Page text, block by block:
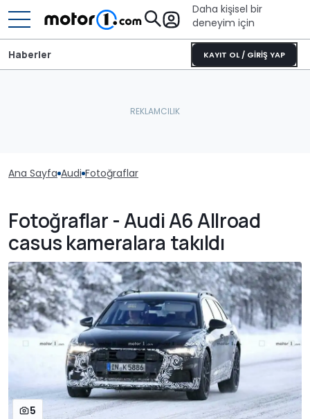
Daha kişisel bir
deneyim için
KAYIT OL / GİRİŞ YAP
Haberler
Ana Sayfa Audi Fotoğraflar
Fotoğraflar - Audi A6 Allroad
casus kameralara takıldı
5